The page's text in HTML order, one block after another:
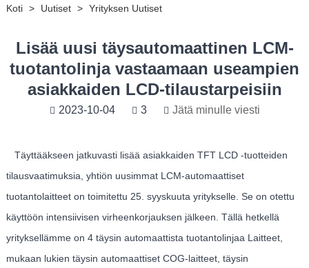
Koti > Uutiset > Yrityksen Uutiset
Lisää uusi täysautomaattinen LCM-
tuotantolinja vastaamaan useampien
asiakkaiden LCD-tilaustarpeisiin
2023-10-04 3 Jätä minulle viesti
Täyttääkseen jatkuvasti lisää asiakkaiden TFT LCD -tuotteiden
tilausvaatimuksia, yhtiön uusimmat LCM-automaattiset
tuotantolaitteet on toimitettu 25. syyskuuta yritykselle. Se on otettu
käyttöön intensiivisen virheenkorjauksen jälkeen. Tällä hetkellä
yrityksellämme on 4 täysin automaattista tuotantolinjaa Laitteet,
mukaan lukien täysin automaattiset COG-laitteet, täysin